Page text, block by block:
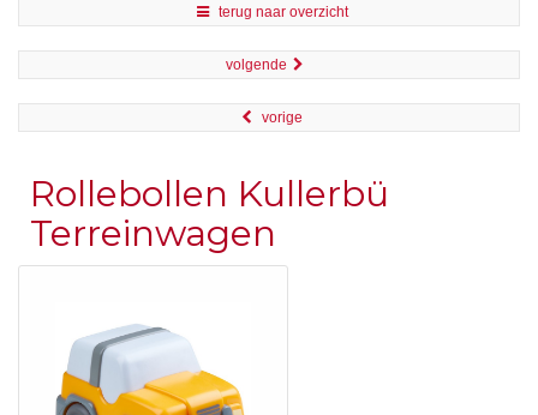
terug naar overzicht
volgende
vorige
Rollebollen Kullerbü
Terreinwagen